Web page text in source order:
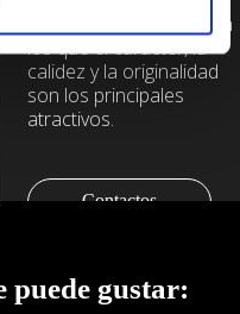
proyectos especiales en
los que el carácter, la
calidez y la originalidad
son los principales
atractivos.
Contactos
puede gustar: